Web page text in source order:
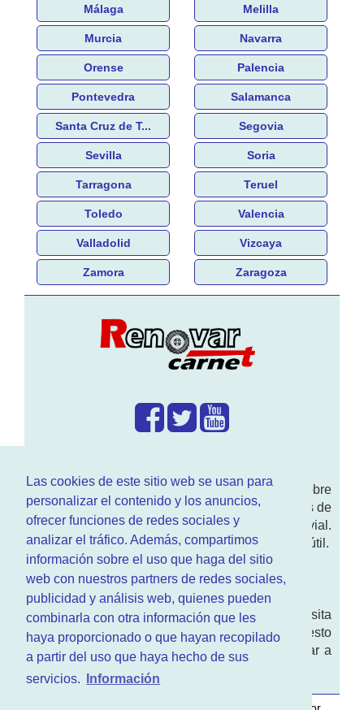
Las cookies de este sitio web se usan para
personalizar el contenido y los anuncios,
ofrecer funciones de redes sociales y
analizar el tráfico. Además, compartimos
información sobre el uso que haga del sitio
web con nuestros partners de redes sociales,
publicidad y análisis web, quienes pueden
combinarla con otra información que les
haya proporcionado o que hayan recopilado
a partir del uso que haya hecho de sus
servicios.
Información
Málaga Melilla
Murcia Navarra
Orense Palencia
Pontevedra Salamanca
Santa Cruz de T... Segovia
Sevilla Soria
Tarragona Teruel
Toledo Valencia
Valladolid Vizcaya
Zamora Zaragoza
Enwww.RenovarCarnet.comTe contamos sobre
larenovación del permisode conducir, noticias de
actualidad motor y sobre todo seguridad vial.
Ademas tenemos todo tipo de información DGT útil.
¿Quienes somos?
Quieres saber quien mantiene la pagina, visita
nuestrasección de contacto. Aquí tienes nuesto
aviso legal
. Basicamente no queremos engañar a
nadie.